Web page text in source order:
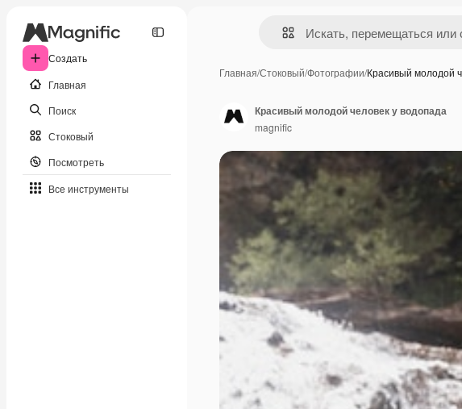
Создать
Главная
Поиск
Стоковый
Посмотреть
Все инструменты
Главная/Стоковый/Фотографии/Красивый молодой
Красивый молодой человек у водопада
magnific